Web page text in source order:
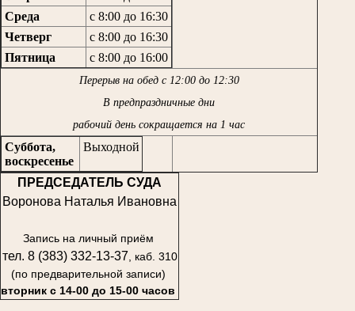
Среда
с 8:00 до 16:30
Четверг
с 8:00 до 16:30
Пятница
с 8:00 до 16:00
Перерыв на обед с 12:00 до 12:30
В предпраздничные дни
рабочий день сокращается на 1 час
Суббота,
воскресенье
Выходной
ПРЕДСЕДАТЕЛЬ СУДА
Воронова Наталья Ивановна
Запись на личный приём
тел. 8 (383) 332-13-37 , каб. 310
(по предварительной записи)
вторник с 14-00 до 15-00 часов